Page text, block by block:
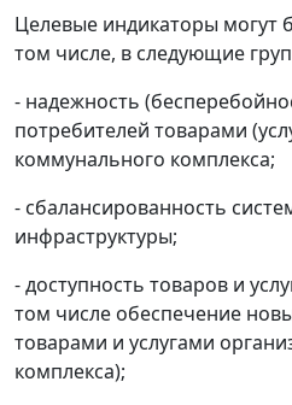
Целевые индикаторы могут
том числе, в следующие
- надежность
потребителей товарами
коммунального комплекса;
- сбалансированность
инфраструктуры;
- доступность товаров и
том числе обеспечение
товарами и услугами
комплекса);